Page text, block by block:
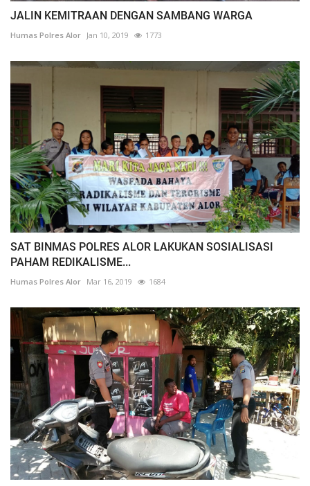
JALIN KEMITRAAN DENGAN SAMBANG WARGA
Humas Polres Alor Jan 10, 2019 1773
SAT BINMAS POLRES ALOR LAKUKAN SOSIALISASI
PAHAM REDIKALISME...
Humas Polres Alor Mar 16, 2019 1684